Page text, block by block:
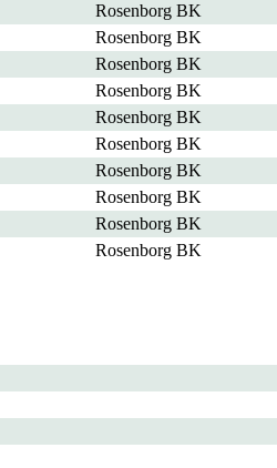
Rosenborg BK
Rosenborg BK
Rosenborg BK
Rosenborg BK
Rosenborg BK
Rosenborg BK
Rosenborg BK
Rosenborg BK
Rosenborg BK
Rosenborg BK